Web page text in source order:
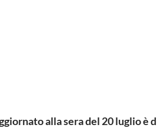
alla sera del 20 luglio è